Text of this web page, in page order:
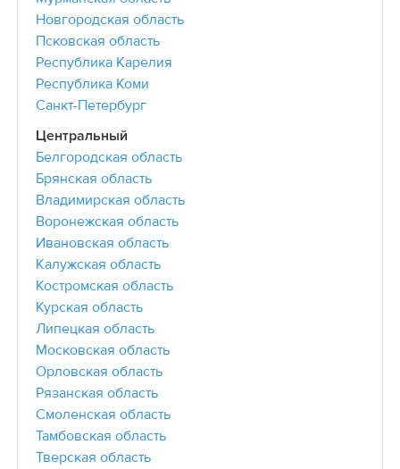
Новгородская область
Псковская область
Республика Карелия
Республика Коми
Санкт-Петербург
Центральный
Белгородская область
Брянская область
Владимирская область
Воронежская область
Ивановская область
Калужская область
Костромская область
Курская область
Липецкая область
Московская область
Орловская область
Рязанская область
Смоленская область
Тамбовская область
Тверская область